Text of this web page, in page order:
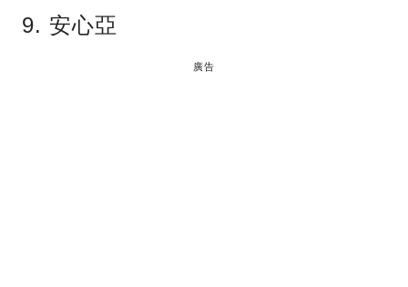
9. 安心亞
廣告